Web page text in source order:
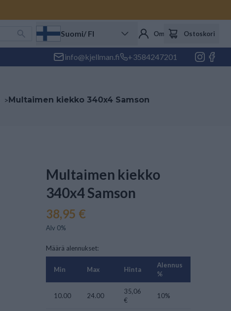
Suomi/ FI Oma tili Ostoskori
info@kjellman.fi +3584247201
>Multaimen kiekko 340x4 Samson
Multaimen kiekko
340x4 Samson
38,95 €
Alv 0%
Määrä alennukset:
Min Max Hinta
Alennus
%
10.00 24.00
35,06
€
10%